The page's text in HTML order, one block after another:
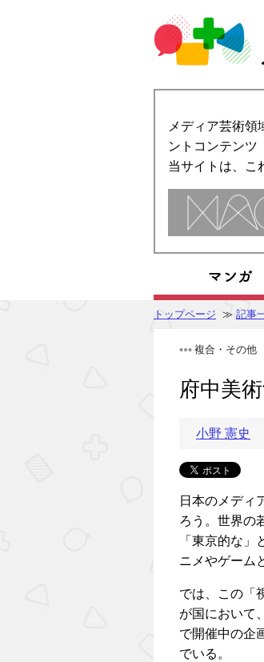
メディア芸術
ントコンテンツ
当サイトは、こ
トップページ ≫ 記事
複合・その他
府中美
小野 憲史
日本のメディ
ろう。世界の
「東京的な
ニメやゲーム
では、この「
が国において
で開催中の企
でいる。